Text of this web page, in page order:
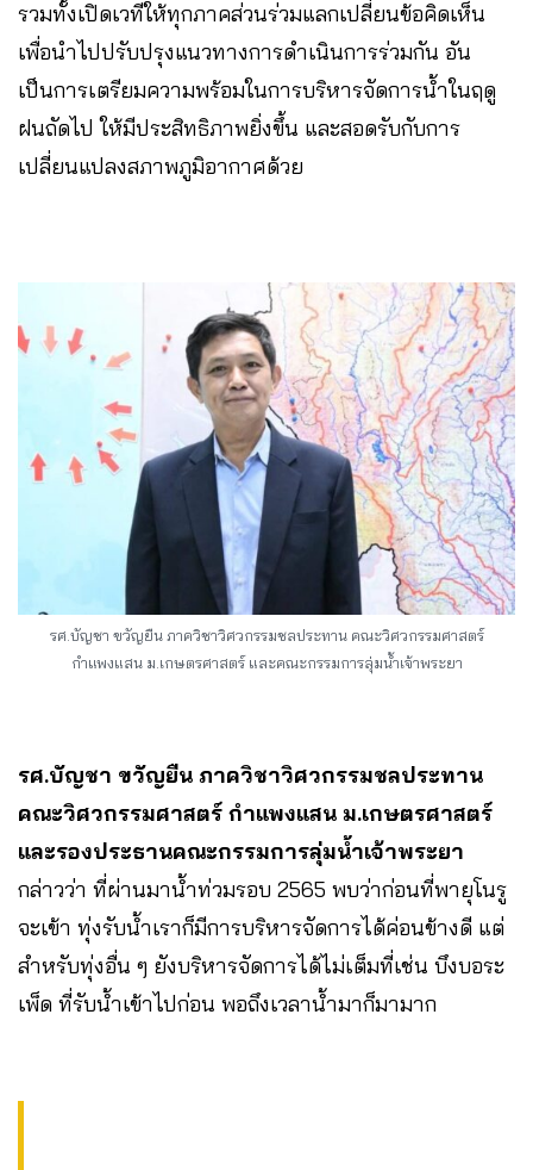
รวมทั้งเปิดเวทีให้ทุกภาคส่วนร่วมแลกเปลี่ยนข้อคิดเห็น
เพื่อนำไปปรับปรุงแนวทางการดำเนินการร่วมกัน อัน
เป็นการเตรียมความพร้อมในการบริหารจัดการน้ำในฤดู
ฝนถัดไป ให้มีประสิทธิภาพยิ่งขึ้น และสอดรับกับการ
เปลี่ยนแปลงสภาพภูมิอากาศด้วย
รศ.บัญชา ขวัญยืน ภาควิชาวิศวกรรมชลประทาน คณะวิศวกรรมศาสตร์
กำแพงแสน ม.เกษตรศาสตร์ และคณะกรรมการลุ่มน้ำเจ้าพระยา
รศ.บัญชา ขวัญยืน ภาควิชาวิศวกรรมชลประทาน
คณะวิศวกรรมศาสตร์ กำแพงแสน ม.เกษตรศาสตร์
และรองประธานคณะกรรมการลุ่มน้ำเจ้าพระยา
กล่าวว่า ที่ผ่านมาน้ำท่วมรอบ 2565 พบว่าก่อนที่พายุโนรู
จะเข้า ทุ่งรับน้ำเราก็มีการบริหารจัดการได้ค่อนข้างดี แต่
สำหรับทุ่งอื่น ๆ ยังบริหารจัดการได้ไม่เต็มที่เช่น บึงบอระ
เพ็ด ที่รับน้ำเข้าไปก่อน พอถึงเวลาน้ำมาก็มามาก